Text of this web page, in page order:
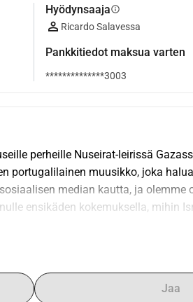
Hyödynsaajainfo
Ricardo Salavessa
Pankkitiedot maksua varten
**************3003
perheille Nuseirat-leirissä
portugalilainen muusikko, joka
median kautta, ja olemme
ensikäden kokemuksella, mihin
siirtolaisleirissä on yli 100
Gazan ihmiset, miehet ja
heiltä puuttuvat elämän
Jaa